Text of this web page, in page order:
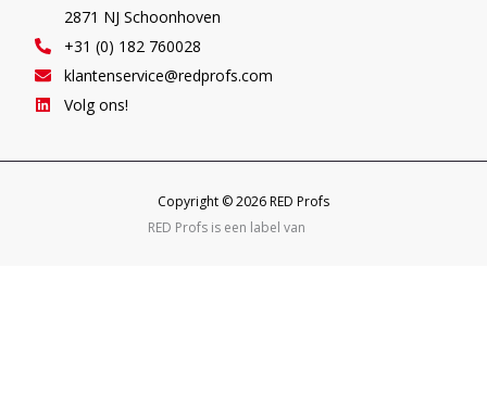
2871 NJ Schoonhoven
+31 (0) 182 760028
klantenservice@redprofs.com
Volg ons!
Copyright © 2026 RED Profs
RED Profs is een label van